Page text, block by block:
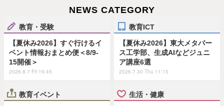
NEWS CATEGORY
教育・受験
【夏休み2026】すぐ行けるイ
ベント情報おまとめ便＜8/9-
15開催＞
2026.8.7 Fri 19:45
教育ICT
【夏休み2026】東大メタバー
ス工学部、生成AIなどジュニ
ア講座6選
2026.7.30 Thu 11:15
教育イベント 生活・健康